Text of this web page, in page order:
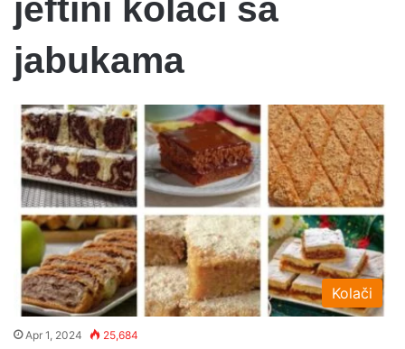
jeftini kolaci sa
jabukama
Kolači
Apr 1, 2024 25,684